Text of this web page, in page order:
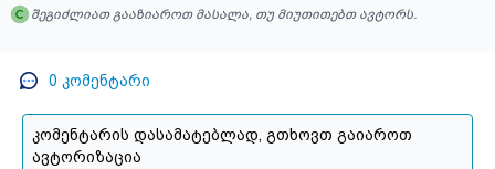
შეგიძლიათ გააზიაროთ მასალა, თუ მიუთითებთ ავტორს.
0 კომენტარი